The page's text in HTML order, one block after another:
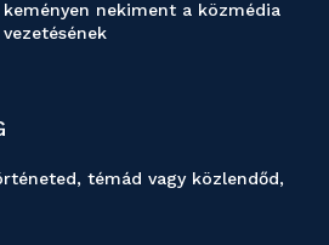
keményen nekiment a közmédia
vezetésének
témád vagy közlendőd,